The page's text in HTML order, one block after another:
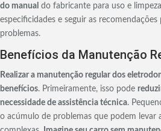
do manual do fabricante para uso e
especificidades e seguir as
problemas.
Benefícios da Manutenção
Realizar a manutenção regular dos
benefícios. Primeiramente, isso pode
necessidade de assistência técnica.
o acúmulo de problemas que podem levar